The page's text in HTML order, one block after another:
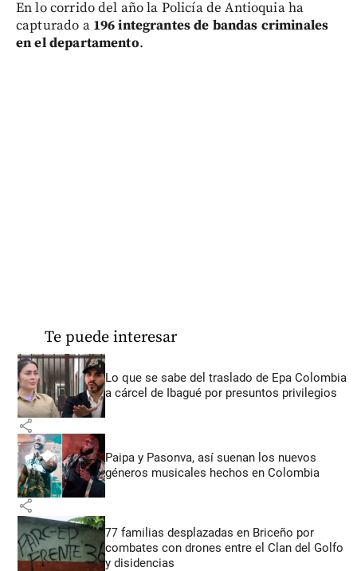
En lo corrido del año la Policía de Antioquia ha
capturado a 196 integrantes de bandas criminales
en el departamento.
Te puede interesar
Lo que se sabe del traslado de Epa Colombia
a cárcel de Ibagué por presuntos privilegios
share
Paipa y Pasonva, así suenan los nuevos
géneros musicales hechos en Colombia
share
77 familias desplazadas en Briceño por
combates con drones entre el Clan del Golfo
y disidencias